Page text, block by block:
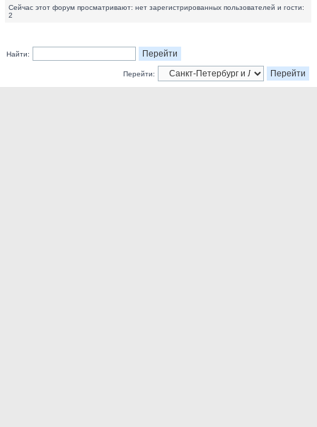
Сейчас этот форум просматривают: нет зарегистрированных пользователей и гости:
2
Найти:
Перейти: